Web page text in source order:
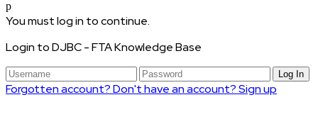
You must log in to continue.
Login to DJBC - FTA Knowledge Base
Log In
Forgotten account?Don't have an account? Sign up